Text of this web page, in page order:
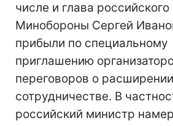
числе и глава российского
Минобороны Сергей
прибыли по специальному
приглашению
переговоров о
сотрудничестве. В
российский министр